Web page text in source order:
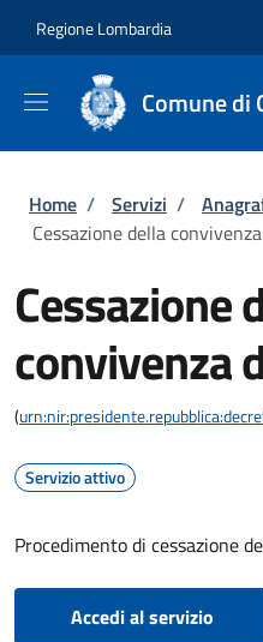
Regione Lombardia
Comune di
Briciole di
Home / Servizi /
Cessazione della
Cessazione
convivenza
(
Servizio attivo
Procedimento di cessazione
Accedi al servizio